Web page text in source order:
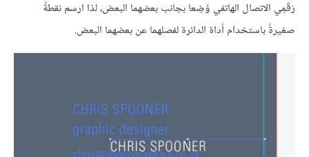
رَقَمِي الاتصال الهاتفي وُضِعا بجانب بعضهما البعض، لذا ارسم نقطةً
صغيرةً باستخدام أداة الدائرة لفصلهما عن بعضهما البعض.